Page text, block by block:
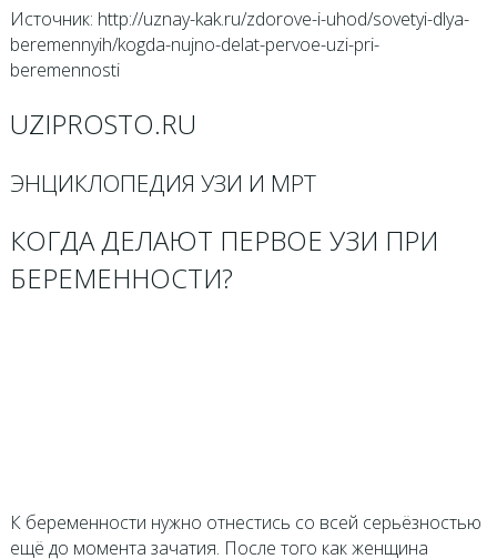
Источник: http://uznay-kak.ru/zdorove-i-uhod/sovetyi-dlya-
beremennyih/kogda-nujno-delat-pervoe-uzi-pri-
beremennosti
UZIPROSTO.RU
ЭНЦИКЛОПЕДИЯ УЗИ И МРТ
КОГДА ДЕЛАЮТ ПЕРВОЕ УЗИ ПРИ
БЕРЕМЕННОСТИ?
К беременности нужно отнестись со всей серьёзностью
ещё до момента зачатия. После того как женщина